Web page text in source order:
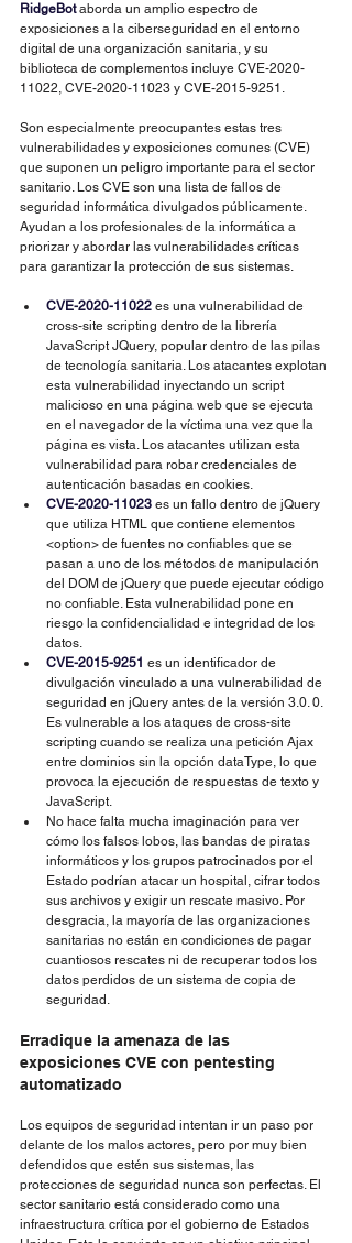
RidgeBot aborda un amplio espectro de
exposiciones a la ciberseguridad en el entorno
digital de una organización sanitaria, y su
biblioteca de complementos incluye CVE-2020-
11022, CVE-2020-11023 y CVE-2015-9251.
Son especialmente preocupantes estas tres
vulnerabilidades y exposiciones comunes (CVE)
que suponen un peligro importante para el sector
sanitario. Los CVE son una lista de fallos de
seguridad informática divulgados públicamente.
Ayudan a los profesionales de la informática a
priorizar y abordar las vulnerabilidades críticas
para garantizar la protección de sus sistemas.
CVE-2020-11022 es una vulnerabilidad de
cross-site scripting dentro de la librería
JavaScript JQuery, popular dentro de las pilas
de tecnología sanitaria. Los atacantes explotan
esta vulnerabilidad inyectando un script
malicioso en una página web que se ejecuta
en el navegador de la víctima una vez que la
página es vista. Los atacantes utilizan esta
vulnerabilidad para robar credenciales de
autenticación basadas en cookies.
CVE-2020-11023 es un fallo dentro de jQuery
que utiliza HTML que contiene elementos
<option> de fuentes no confiables que se
pasan a uno de los métodos de manipulación
del DOM de jQuery que puede ejecutar código
no confiable. Esta vulnerabilidad pone en
riesgo la confidencialidad e integridad de los
datos.
CVE-2015-9251 es un identificador de
divulgación vinculado a una vulnerabilidad de
seguridad en jQuery antes de la versión 3.0. 0.
Es vulnerable a los ataques de cross-site
scripting cuando se realiza una petición Ajax
entre dominios sin la opción dataType, lo que
provoca la ejecución de respuestas de texto y
JavaScript.
No hace falta mucha imaginación para ver
cómo los falsos lobos, las bandas de piratas
informáticos y los grupos patrocinados por el
Estado podrían atacar un hospital, cifrar todos
sus archivos y exigir un rescate masivo. Por
desgracia, la mayoría de las organizaciones
sanitarias no están en condiciones de pagar
cuantiosos rescates ni de recuperar todos los
datos perdidos de un sistema de copia de
seguridad.
Erradique la amenaza de las
exposiciones CVE con pentesting
automatizado
Los equipos de seguridad intentan ir un paso por
delante de los malos actores, pero por muy bien
defendidos que estén sus sistemas, las
protecciones de seguridad nunca son perfectas. El
sector sanitario está considerado como una
infraestructura crítica por el gobierno de Estados